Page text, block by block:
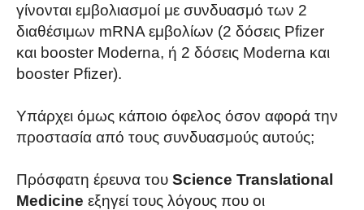
γίνονται εμβολιασμοί με συνδυασμό των 2
διαθέσιμων mRNA εμβολίων (2 δόσεις Pfizer
και booster Moderna, ή 2 δόσεις Moderna και
booster Pfizer).
Υπάρχει όμως κάποιο όφελος όσον αφορά την
προστασία από τους συνδυασμούς αυτούς;
Πρόσφατη έρευνα του Science Translational
Medicine εξηγεί τους λόγους που οι